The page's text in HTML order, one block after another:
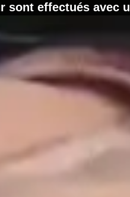
sont effectués avec